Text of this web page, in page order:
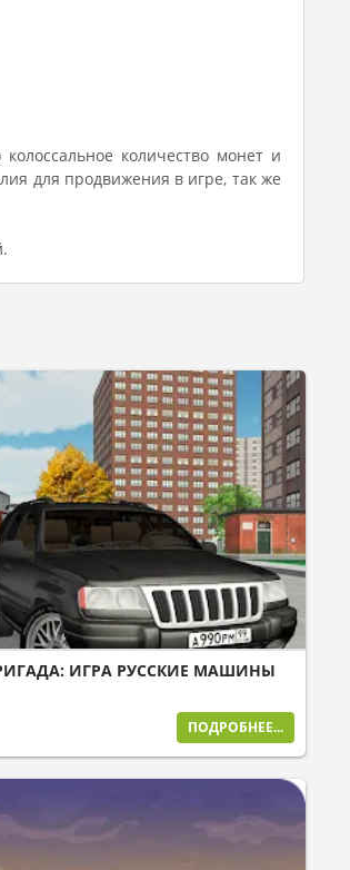
количество монет и
для продвижения в игре, так же
ИГРА РУССКИЕ МАШИНЫ
ПОДРОБНЕЕ...